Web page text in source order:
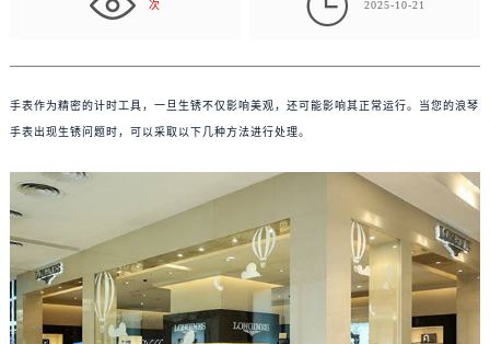
次 2025-10-21
手表作为精密的计时工具，一旦生锈不仅影响美观，还可能影响其正常运行。当您的浪琴
手表出现生锈问题时，可以采取以下几种方法进行处理。